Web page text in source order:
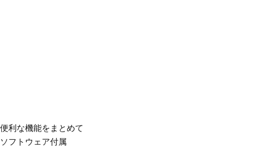
便利な機能をまとめて
ソフトウェア付属